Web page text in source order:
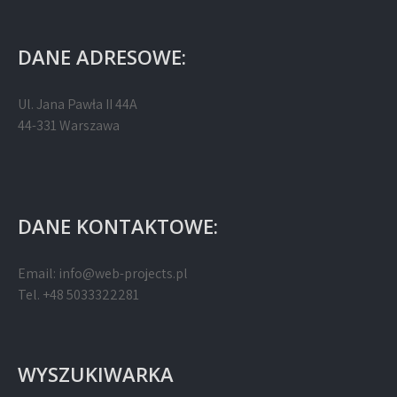
DANE ADRESOWE:
Ul. Jana Pawła II 44A
44-331 Warszawa
DANE KONTAKTOWE:
Email: info@web-projects.pl
Tel. +48 5033322281
WYSZUKIWARKA